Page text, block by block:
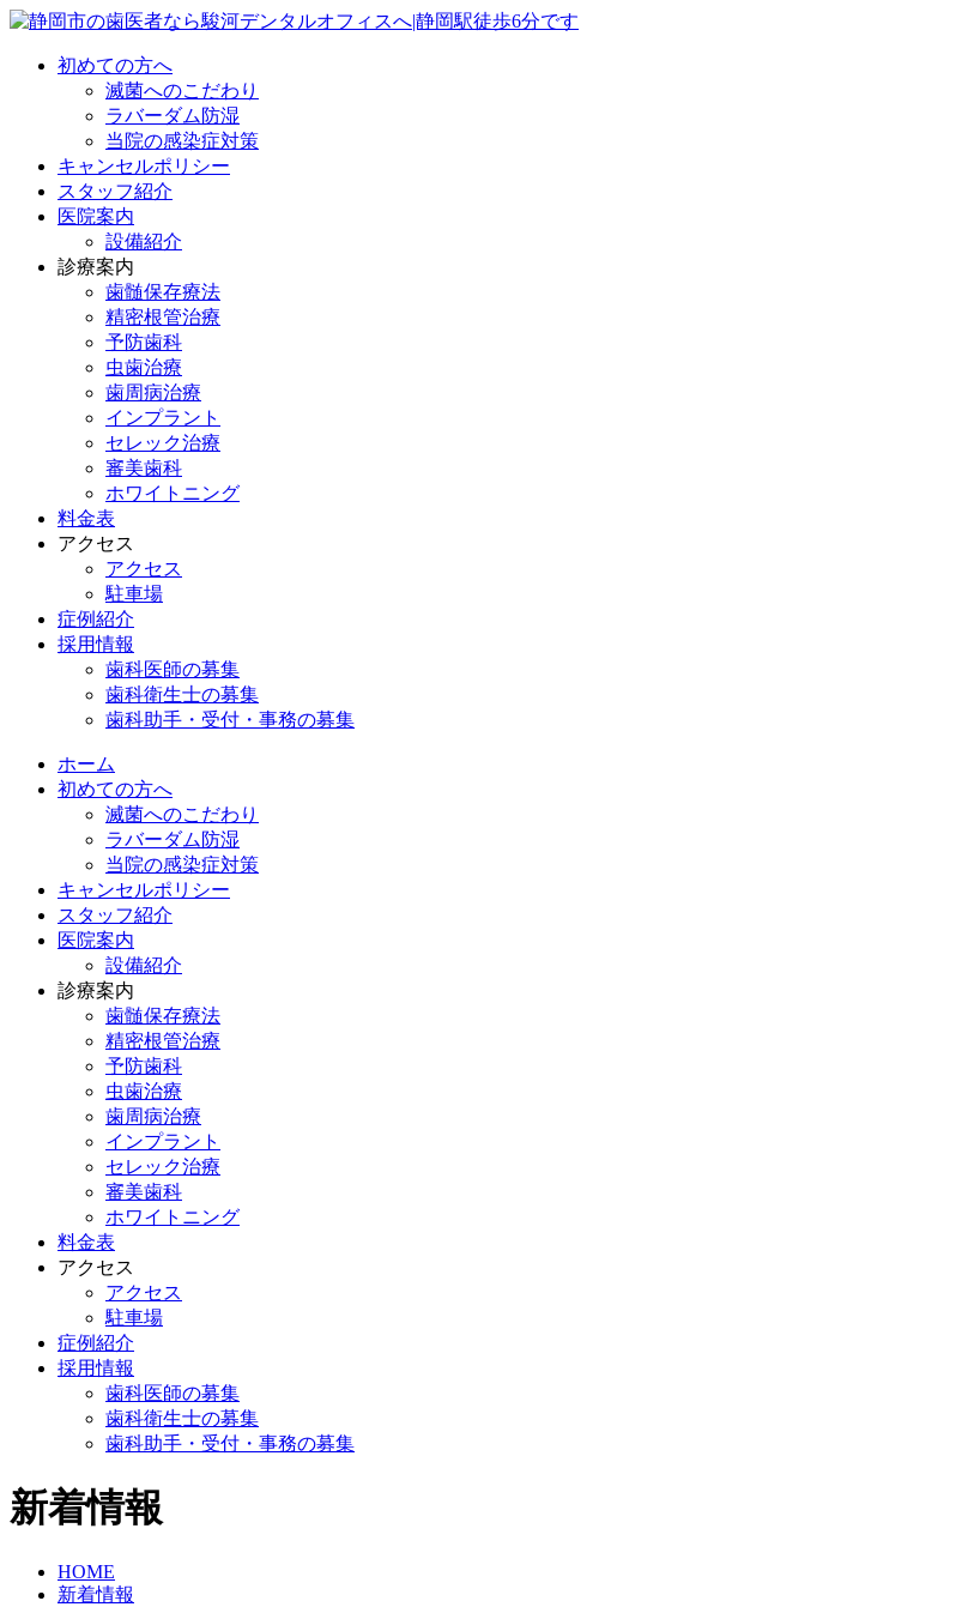
初めての方へ
滅菌へのこだわり
ラバーダム防湿
当院の感染症対策
キャンセルポリシー
スタッフ紹介
医院案内
設備紹介
診療案内
歯髄保存療法
精密根管治療
予防歯科
虫歯治療
歯周病治療
インプラント
セレック治療
審美歯科
ホワイトニング
料金表
アクセス
アクセス
駐車場
症例紹介
採用情報
歯科医師の募集
歯科衛生士の募集
歯科助手・受付・事務の募集
ホーム
初めての方へ
滅菌へのこだわり
ラバーダム防湿
当院の感染症対策
キャンセルポリシー
スタッフ紹介
医院案内
設備紹介
診療案内
歯髄保存療法
精密根管治療
予防歯科
虫歯治療
歯周病治療
インプラント
セレック治療
審美歯科
ホワイトニング
料金表
アクセス
アクセス
駐車場
症例紹介
採用情報
歯科医師の募集
歯科衛生士の募集
歯科助手・受付・事務の募集
新着情報
HOME
新着情報